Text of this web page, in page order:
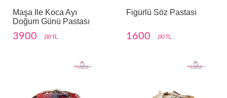
Maşa Ile Koca Ayı
Doğum Günü Pastası
3900 ,00 TL
Figürlü Söz Pastası
1600 ,00 TL